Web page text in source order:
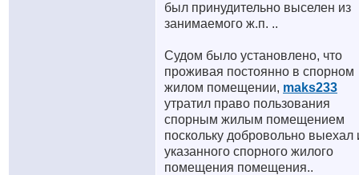
был принудительно выселен из
занимаемого ж.п. ..
Судом было установлено, что
проживая постоянно в спорном
жилом помещении, maks233
утратил право пользования
спорным жилым помещением
поскольку добровольно выехал
указанного спорного жилого
помещения помещения..